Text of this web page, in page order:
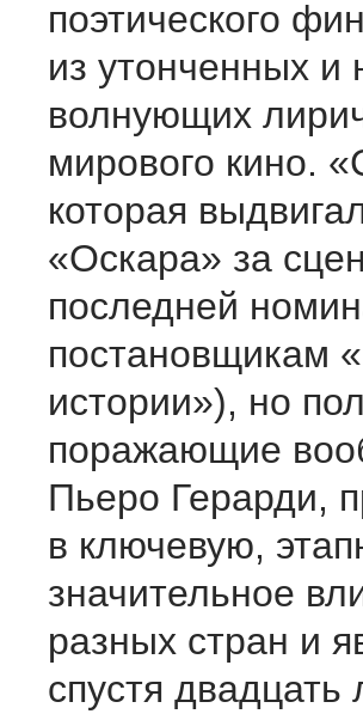
поэтического
из утонченных и
волнующих
мирового кино.
которая
«Оскара» за
последней
постановщикам
истории»), но
поражающие
Пьеро Герарди,
в ключевую,
значительное
разных стран и
спустя